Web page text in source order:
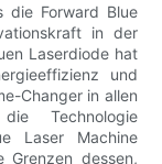
die Forward Blue
in der
Laserdiode hat
und
Changer in allen
Technologie
Laser Machine
dessen,